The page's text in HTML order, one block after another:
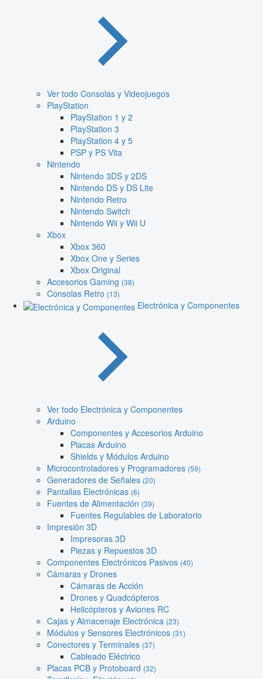
Ver todo Consolas y Videojuegos
PlayStation
PlayStation 1 y 2
PlayStation 3
PlayStation 4 y 5
PSP y PS Vita
Nintendo
Nintendo 3DS y 2DS
Nintendo DS y DS Lite
Nintendo Retro
Nintendo Switch
Nintendo Wii y Wii U
Xbox
Xbox 360
Xbox One y Series
Xbox Original
Accesorios Gaming (38)
Consolas Retro (13)
Electrónica y Componentes
Ver todo Electrónica y Componentes
Arduino
Componentes y Accesorios Arduino
Placas Arduino
Shields y Módulos Arduino
Microcontroladores y Programadores (59)
Generadores de Señales (20)
Pantallas Electrónicas (6)
Fuentes de Alimentación (39)
Fuentes Regulables de Laboratorio
Impresión 3D
Impresoras 3D
Piezas y Repuestos 3D
Componentes Electrónicos Pasivos (40)
Cámaras y Drones
Cámaras de Acción
Drones y Quadcópteros
Helicópteros y Aviones RC
Cajas y Almacenaje Electrónica (23)
Módulos y Sensores Electrónicos (31)
Conectores y Terminales (37)
Cableado Eléctrico
Placas PCB y Protoboard (32)